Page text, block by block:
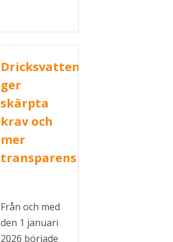
Dricksvattendirektivet
ger
skärpta
krav och
mer
transparens
Från och med
den 1 januari
2026 började